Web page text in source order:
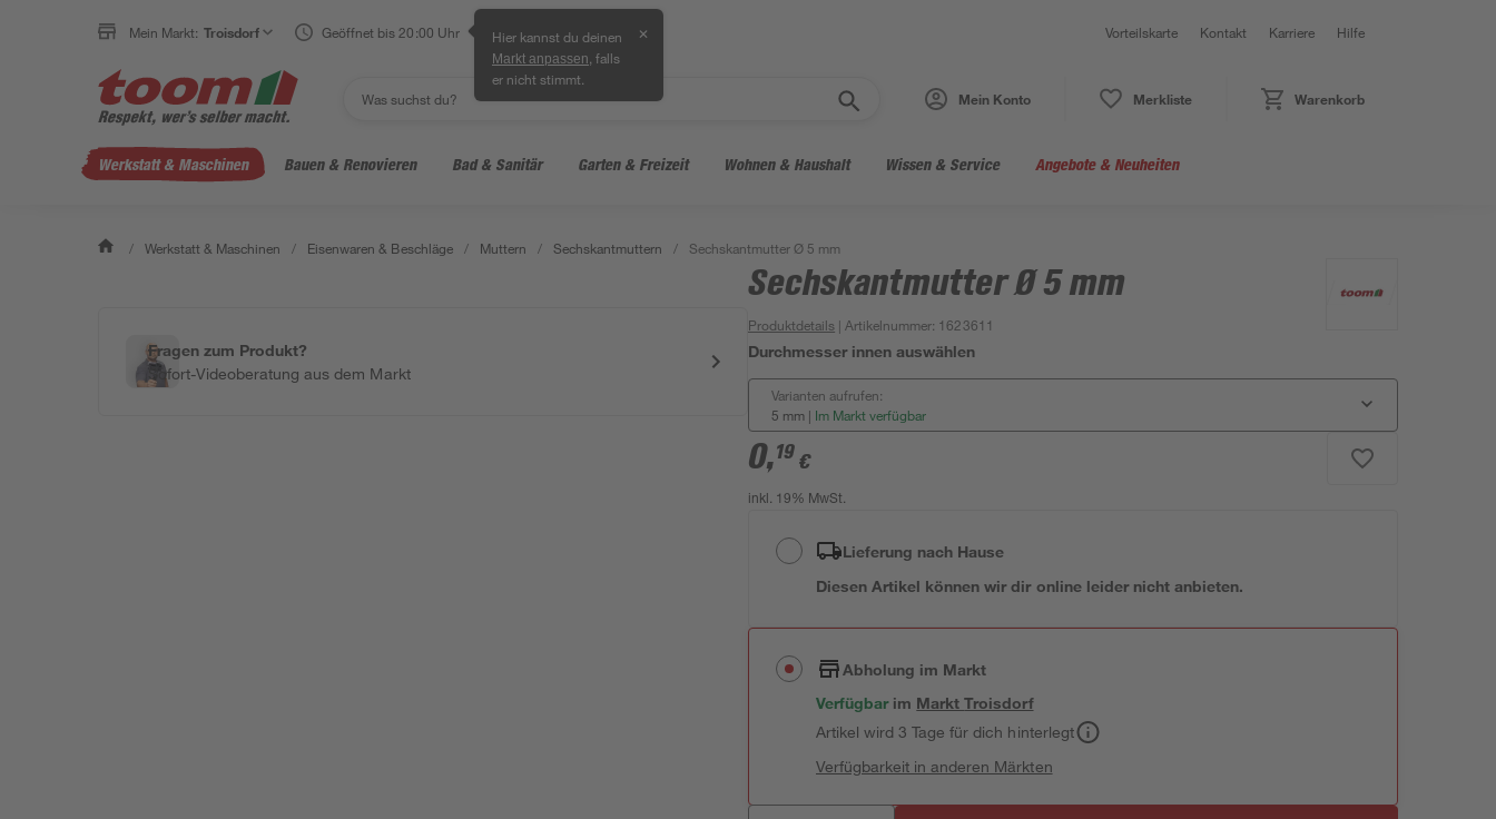
Mein Markt: Troisdorf Geöffnet bis 20:00 Uhr Hier kannst du deinen
Markt anpassen , falls
er nicht stimmt.
✕ Vorteilskarte Kontakt Karriere Hilfe
Mein Konto Merkliste Warenkorb
Werkstatt & Maschinen Bauen & Renovieren Bad & Sanitär Garten & Freizeit Wohnen & Haushalt Wissen & Service Angebote & Neuheiten
/ Werkstatt & Maschinen / Eisenwaren & Beschläge / Muttern / Sechskantmuttern / Sechskantmutter Ø 5 mm
Fragen zum Produkt?
Sofort-Videoberatung aus dem Markt
Sechskantmutter Ø 5 mm
Produktdetails | Artikelnummer: 1623611
Durchmesser innen auswählen
Varianten aufrufen:
5 mm | Im Markt verfügbar
0,19 €
inkl. 19% MwSt.
Lieferung nach Hause
Diesen Artikel können wir dir online leider nicht anbieten.
Abholung im Markt
Verfügbar im MarktTroisdorf
Artikel wird 3 Tage für dich hinterlegt
Verfügbarkeit in anderen Märkten